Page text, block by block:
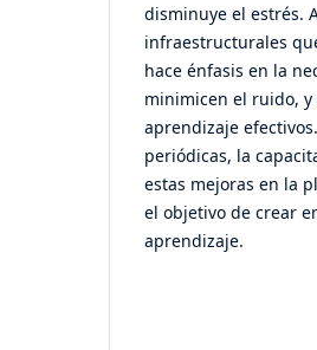
disminuye el estrés.
infraestructurales
hace énfasis en la
minimicen el ruido,
aprendizaje
periódicas, la
estas mejoras en la
el objetivo de crear
aprendizaje.